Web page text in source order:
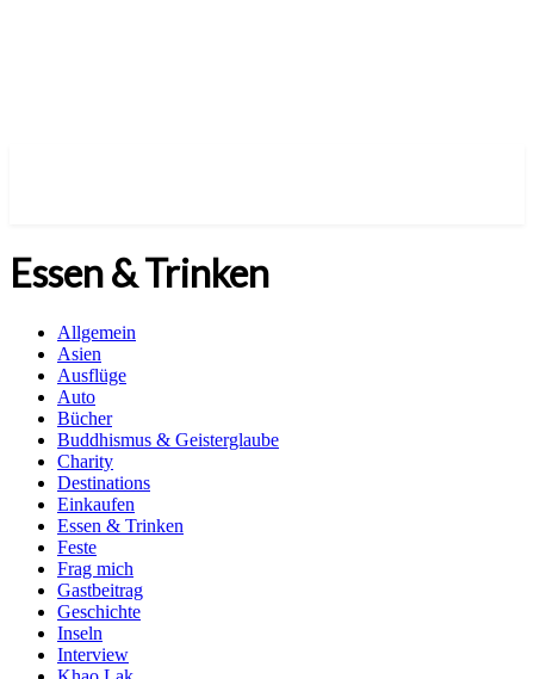
Essen & Trinken
Allgemein
Asien
Ausflüge
Auto
Bücher
Buddhismus & Geisterglaube
Charity
Destinations
Einkaufen
Essen & Trinken
Feste
Frag mich
Gastbeitrag
Geschichte
Inseln
Interview